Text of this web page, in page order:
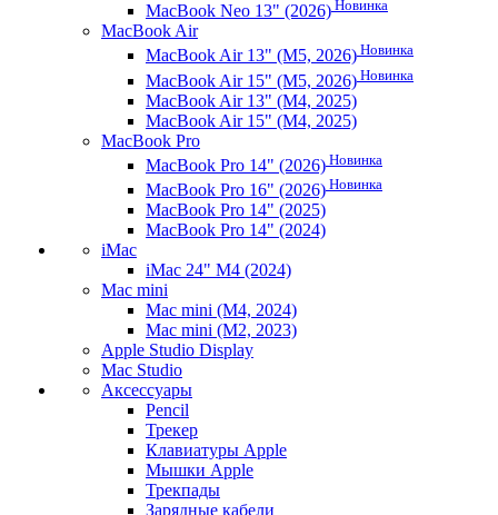
MacBook Neo 13" (2026) Новинка
MacBook Air
MacBook Air 13" (M5, 2026) Новинка
MacBook Air 15" (M5, 2026) Новинка
MacBook Air 13" (M4, 2025)
MacBook Air 15" (M4, 2025)
MacBook Pro
MacBook Pro 14" (2026) Новинка
MacBook Pro 16" (2026) Новинка
MacBook Pro 14" (2025)
MacBook Pro 14" (2024)
iMac
iMac 24" M4 (2024)
Mac mini
Mac mini (M4, 2024)
Mac mini (M2, 2023)
Apple Studio Display
Mac Studio
Аксессуары
Pencil
Трекер
Клавиатуры Apple
Мышки Apple
Трекпады
Зарядные кабели